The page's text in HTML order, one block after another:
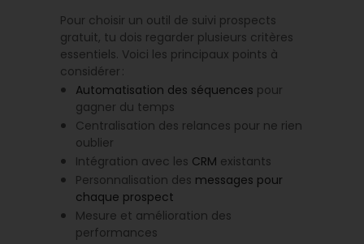
Pour choisir un outil de suivi prospects
gratuit, tu dois regarder plusieurs critères
essentiels. Voici les principaux points à
considérer :
Automatisation des séquences pour
gagner du temps
Centralisation des relances pour ne rien
oublier
Intégration avec les CRM existants
Personnalisation des messages pour
chaque prospect
Mesure et amélioration des
performances